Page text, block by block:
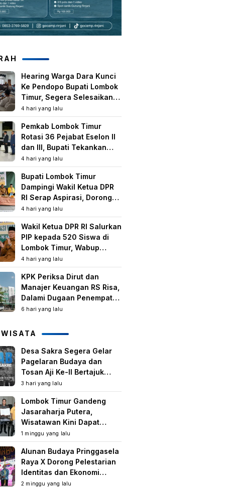
Hearing Warga Dara Kunci
Ke Pendopo Bupati Lombok
Timur, Segera Selesaikan
Konflik Agraria Eks HGU
Tanjung Kenanga
4 hari yang lalu
Pemkab Lombok Timur
Rotasi 36 Pejabat Eselon II
dan III, Bupati Tekankan
Peningkatan Kinerja dan
Pelayanan Publik
4 hari yang lalu
Bupati Lombok Timur
Dampingi Wakil Ketua DPR
RI Serap Aspirasi, Dorong
Program Strategis untuk
Kesejahteraan Masyarakat
4 hari yang lalu
Wakil Ketua DPR RI Salurkan
PIP kepada 520 Siswa di
Lombok Timur, Wabup
Tekankan Pentingnya
Pendidikan dan
Pencegahan Perkawinan
Anak
4 hari yang lalu
KPK Periksa Dirut dan
Manajer Keuangan RS Risa,
Dalami Dugaan Penempatan
Dana Rp2,25 Miliar oleh
6 hari yang lalu
Desa Sakra Segera Gelar
Pagelaran Budaya dan
Tosan Aji Ke-II Bertajuk
Samuhita Sakre
3 hari yang lalu
Lombok Timur Gandeng
Jasaraharja Putera,
Wisatawan Kini Dapat
Perlindungan Asuransi di
Destinasi Wisata
1 minggu yang lalu
Alunan Budaya Pringgasela
Raya X Dorong Pelestarian
Identitas dan Ekonomi
Masyarakat
2 minggu yang lalu